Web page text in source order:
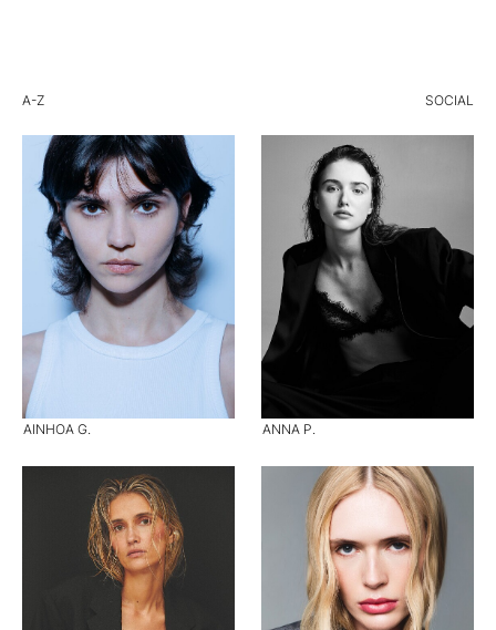
A-Z SOCIAL
AINHOA G. ANNA P.